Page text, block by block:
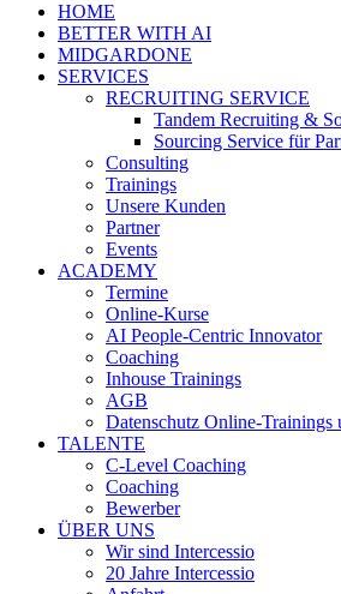
HOME
BETTER WITH AI
MIDGARDONE
SERVICES
RECRUITING SERVICE
Tandem Recruiting &
Sourcing Service für
Consulting
Trainings
Unsere Kunden
Partner
Events
ACADEMY
Termine
Online-Kurse
AI People-Centric Innovator
Coaching
Inhouse Trainings
AGB
Datenschutz Online-Trainings
TALENTE
C-Level Coaching
Coaching
Bewerber
ÜBER UNS
Wir sind Intercessio
20 Jahre Intercessio